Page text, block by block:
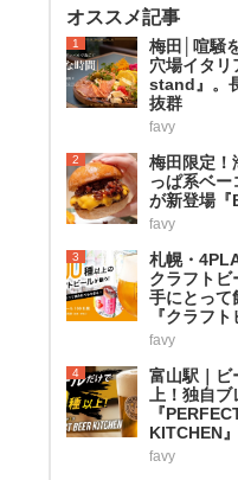
オススメ記事
1
梅田│喧騒
穴場イタ
stand』。
抜群
favy
2
梅田限定！
っぱ系ベ
が新登場『
favy
3
札幌・
クラフトビ
手にとって
『クラフト
favy
4
富山駅｜ビ
上！独自
『
KITCHEN』
favy